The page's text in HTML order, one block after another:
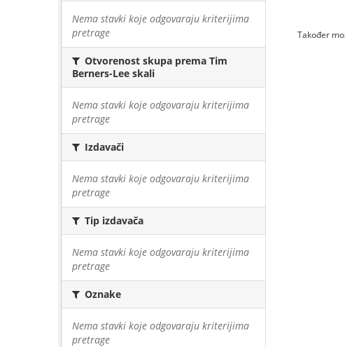
Nema stavki koje odgovaraju kriterijima
pretrage
Otvorenost skupa prema Tim
Berners-Lee skali
Nema stavki koje odgovaraju kriterijima
pretrage
Izdavači
Nema stavki koje odgovaraju kriterijima
pretrage
Tip izdavača
Nema stavki koje odgovaraju kriterijima
pretrage
Oznake
Nema stavki koje odgovaraju kriterijima
pretrage
Također